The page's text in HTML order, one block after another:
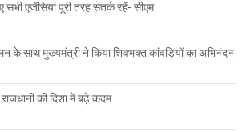
एजेंसियां पूरी तरह सतर्क रहें- सीएम
के साथ मुख्यमंत्री ने किया शिवभक्त कांवड़ियों का अभिनंदन
की दिशा में बढ़े कदम